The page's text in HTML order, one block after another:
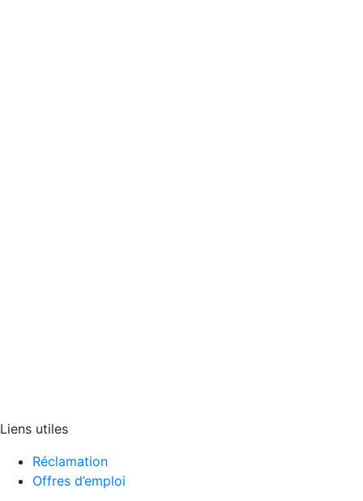
Liens utiles
Réclamation
Offres d’emploi